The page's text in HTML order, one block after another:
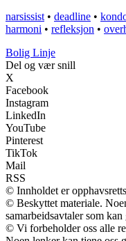
narsissist • deadline •
harmoni • refleksjon •
Bolig Linje
Del og vær snill
X
Facebook
Instagram
LinkedIn
YouTube
Pinterest
TikTok
Mail
RSS
© Innholdet er
© Beskyttet materiale.
samarbeidsavtaler som
© Vi forbeholder oss alle